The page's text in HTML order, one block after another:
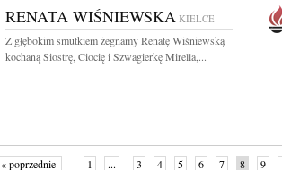
RENATA WIŚNIEWSKA KIELCE
Z głębokim smutkiem żegnamy Renatę Wiśniewską
kochaną Siostrę, Ciocię i Szwagierkę Mirella,...
« poprzednie 1 ... 3 4 5 6 7 8 9